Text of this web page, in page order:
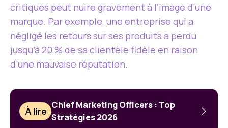
critiques peut nuire gravement à l’image d’une
marque. Par exemple, une entreprise qui a
négligé les retours sur ses produits a perdu
jusqu’à 20 % de sa clientèle fidèle en raison
d’une mauvaise réputation.
À lire
Chief Marketing Officers : Top
Stratégies 2026